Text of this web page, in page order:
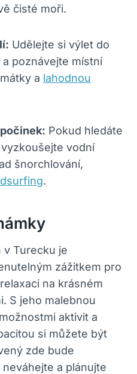
čisté moři.
Udělejte si výlet do
poznávejte místní
a lahodnou
Pokud hledáte
vodní
šnorchlování,
.
v Turecku je
zážitkem pro
na krásném
S jeho malebnou
aktivit a
si můžete být
zde bude
a plánujte